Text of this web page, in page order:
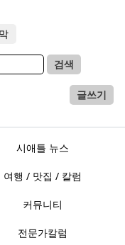
검색
글쓰기
시애틀 뉴스
여행 / 맛집 / 칼럼
커뮤니티
전문가칼럼